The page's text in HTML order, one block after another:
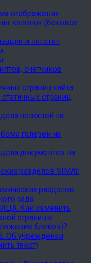
отображения
колонок (боковое
и логотип
счетчиков
страниц сайта
страниц
новостей на
галереи на
документов на
разделов SIMAI:
разделов
сада
Как изменить
страницы
блоков)?
Об учреждении
текст)